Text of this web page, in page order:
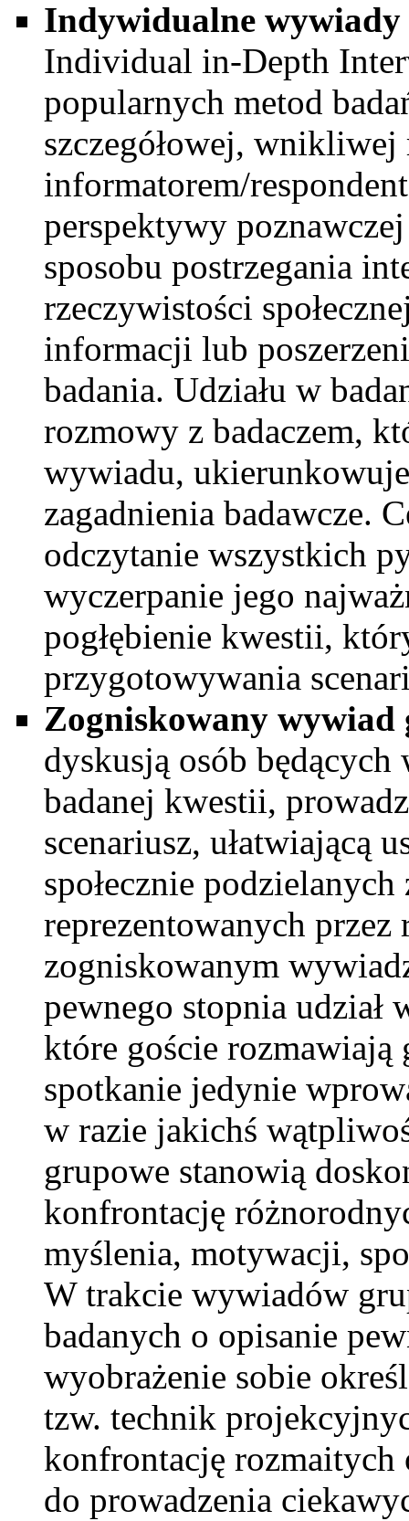
Indywidualne wywiady
Individual in-Depth
popularnych metod
szczegółowej,
informatorem/
perspektywy
sposobu postrzegania
rzeczywistości
informacji lub
badania. Udziału w
rozmowy z badaczem,
wywiadu,
zagadnienia badawcze.
odczytanie wszystkich
wyczerpanie jego
pogłębienie kwestii,
przygotowywania
Zogniskowany wywiad
dyskusją osób
badanej kwestii,
scenariusz, ułatwiającą
społecznie
reprezentowanych przez
zogniskowanym
pewnego stopnia
które goście rozmawiają
spotkanie jedynie
w razie jakichś
grupowe stanowią
konfrontację
myślenia, motywacji,
W trakcie wywiadów
badanych o opisanie
wyobrażenie sobie
tzw. technik
konfrontację rozmaitych
do prowadzenia